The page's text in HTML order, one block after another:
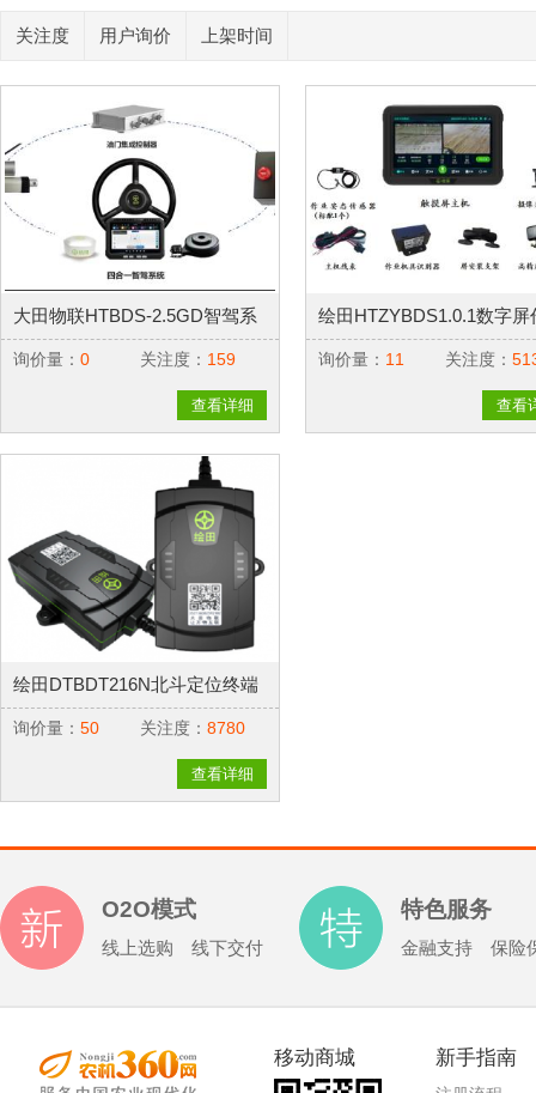
关注度 用户询价 上架时间
大田物联HTBDS-2.5GD智驾系
统2.0(插秧机三控版)
询价量： 0 关注度： 159
查看详细
绘田HTZYBDS1.0.1数字屏
监测终端
询价量： 11 关注度：
查看
绘田DTBDT216N北斗定位终端
询价量： 50 关注度： 8780
查看详细
O2O模式
线上选购 线下交付
特色服务
金融支持 保险
移动商城 新手指南